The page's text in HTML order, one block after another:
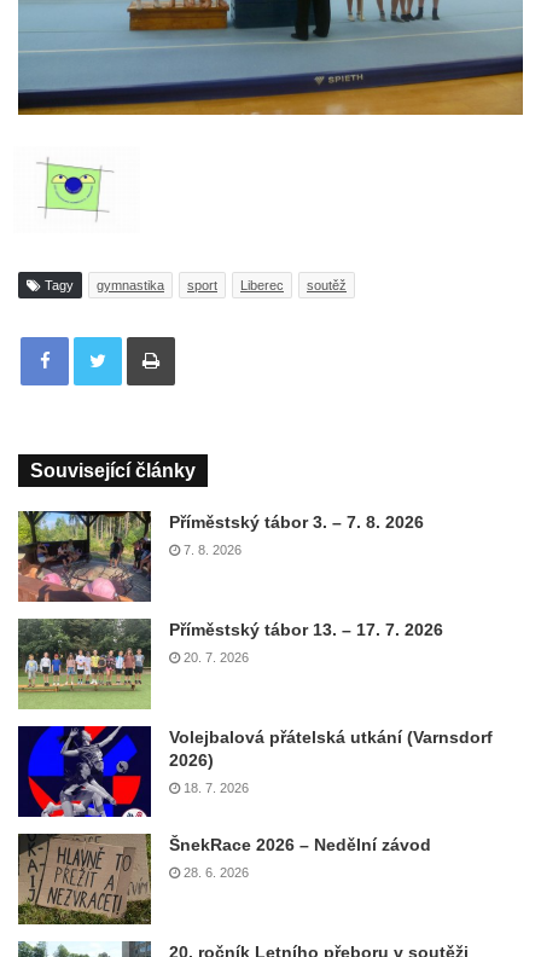
Tagy gymnastika sport Liberec soutěž
Tisknout
Související články
Příměstský tábor 3. – 7. 8. 2026
7. 8. 2026
Příměstský tábor 13. – 17. 7. 2026
20. 7. 2026
Volejbalová přátelská utkání (Varnsdorf
2026)
18. 7. 2026
ŠnekRace 2026 – Nedělní závod
28. 6. 2026
20. ročník Letního přeboru v soutěži